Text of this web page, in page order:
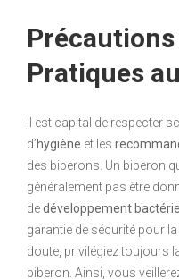
Pratiques
Il est capital de respecter
d’hygiène et les
des biberons. Un biberon
généralement pas être
dedéveloppement
garantie de sécurité pour
doute, privilégiez toujours
biberon. Ainsi, vous